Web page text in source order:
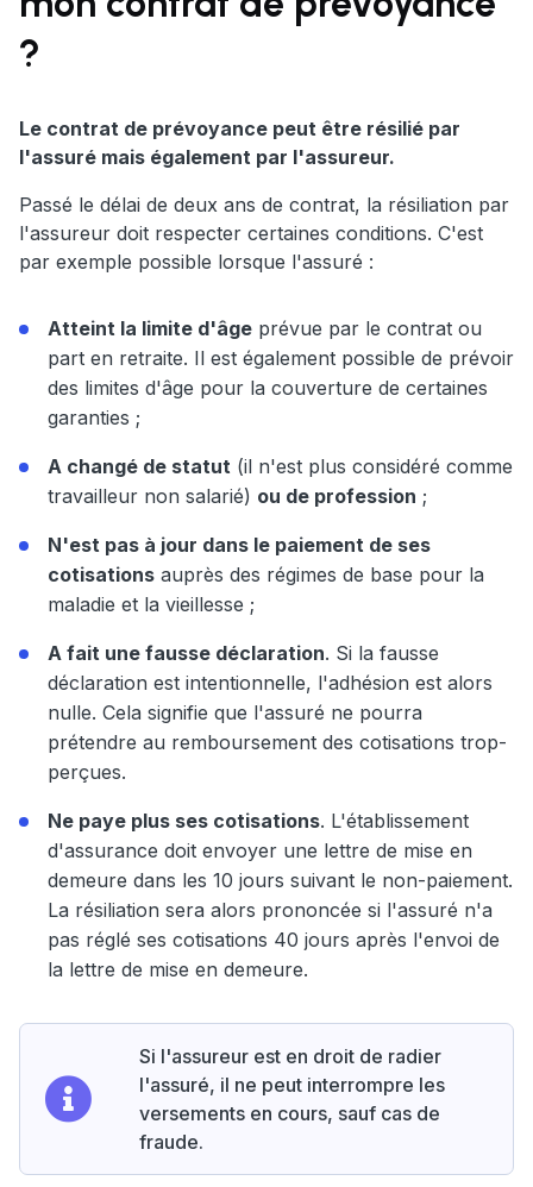
?
Le contrat de prévoyance peut être résilié par
l'assuré mais également par l'assureur.
Passé le délai de deux ans de contrat, la résiliation par
l'assureur doit respecter certaines conditions. C'est
par exemple possible lorsque l'assuré :
Atteint la limite d'âge prévue par le contrat ou
part en retraite. Il est également possible de prévoir
des limites d'âge pour la couverture de certaines
garanties ;
A changé de statut (il n'est plus considéré comme
travailleur non salarié) ou de profession ;
N'est pas à jour dans le paiement de ses
cotisations auprès des régimes de base pour la
maladie et la vieillesse ;
A fait une fausse déclaration. Si la fausse
déclaration est intentionnelle, l'adhésion est alors
nulle. Cela signifie que l'assuré ne pourra
prétendre au remboursement des cotisations trop-
perçues.
Ne paye plus ses cotisations. L'établissement
d'assurance doit envoyer une lettre de mise en
demeure dans les 10 jours suivant le non-paiement.
La résiliation sera alors prononcée si l'assuré n'a
pas réglé ses cotisations 40 jours après l'envoi de
la lettre de mise en demeure.
Si l'assureur est en droit de radier
l'assuré, il ne peut interrompre les
versements en cours, sauf cas de
fraude.